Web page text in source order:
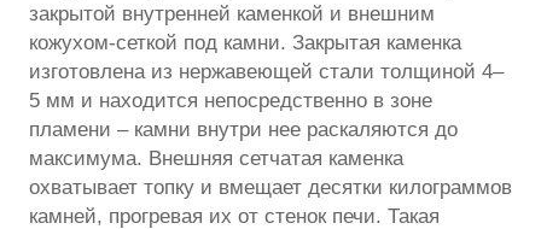
закрытой внутренней каменкой и внешним
кожухом-сеткой под камни. Закрытая каменка
изготовлена из нержавеющей стали толщиной 4–
5 мм и находится непосредственно в зоне
пламени – камни внутри нее раскаляются до
максимума. Внешняя сетчатая каменка
охватывает топку и вмещает десятки килограммов
камней, прогревая их от стенок печи. Такая